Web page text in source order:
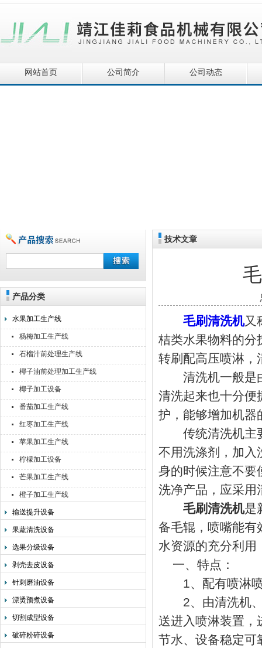
靖江佳莉食品机械有限公司
网站首页 公司简介 公司动态
产品分类
水果加工生产线
杨梅加工生产线
石榴汁前处理生产线
椰子油前处理加工生产线
椰子加工设备
番茄加工生产线
红枣加工生产线
苹果加工生产线
柠檬加工设备
芒果加工生产线
橙子加工生产线
输送提升设备
果蔬清洗设备
选果分级设备
剥壳去皮设备
针刺磨油设备
漂烫预煮设备
切割成型设备
破碎粉碎设备
技术文章
毛刷清洗机又
桔类水果物料的分
转刷配高压喷淋，
清洗机一般是由
清洗起来也十分便
护，能够增加机器
传统清洗机主要
不用洗涤剂，加入
身的时候注意不要
洗净产品，应采用
毛刷清洗机是
备毛辊，喷嘴能有
水资源的充分利用
一、特点：
1、配有喷淋喷
2、由清洗机、
送进入喷淋装置，
节水、设备稳定可